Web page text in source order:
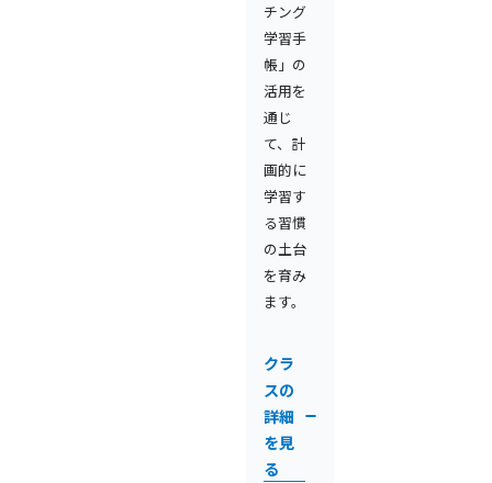
チング
学習手
帳」の
活用を
通じ
て、計
画的に
学習す
る習慣
の土台
を育み
ます。
クラ
スの
詳細
を見
る